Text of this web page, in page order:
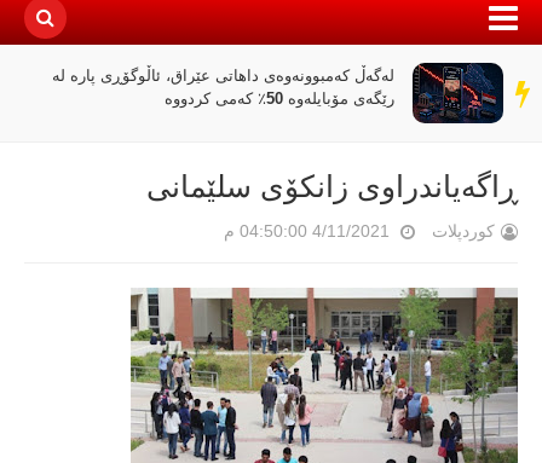
سەر
دێڕ
«پیانۆ» و فەلسەفەی ناتەواوبوون خوێندنەوەیەکی
باختینی
ڕاگەیاندراوی زانکۆی سلێمانی
کوردپلات 4/11/2021 04:50:00 م